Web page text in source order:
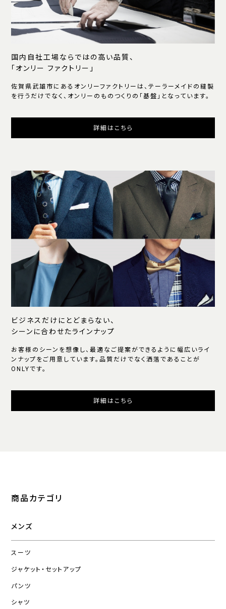
国内自社工場ならではの高い品質、
「オンリー ファクトリー」
佐賀県武雄市にあるオンリーファクトリーは、テーラーメイドの縫製
を行うだけでなく、オンリーのものつくりの「基盤」となっています。
詳細はこちら
ビジネスだけにとどまらない、
シーンに合わせたラインナップ
お客様のシーンを想像し、最適なご提案ができるように幅広いライ
ンナップをご用意しています。品質だけでなく洒落であることが
ONLYです。
詳細はこちら
商品カテゴリ
メンズ
スーツ
ジャケット・セットアップ
パンツ
シャツ